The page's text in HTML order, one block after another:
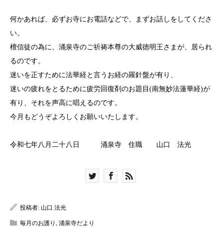
何かあれば、必ずお寺にお電話などで、まずお話しをしてくださ
い。
檀信徒の為に、涌泉寺のご祈祷本尊の大威徳明王さまが、居られ
るのです。
迷いを正すために法華経と言うお経の羅針盤が有り、
迷いの疲れをとるために疲労回復剤のお題目(南無妙法蓮華経)が
有り、それを声高に唱えるのです。
今月もどうぞよろしくお願いいたします。
令和七年八月二十八日 涌泉寺 住職 山口 法光
投稿者: 山口 法光
毎月のお護り , 涌泉寺だより